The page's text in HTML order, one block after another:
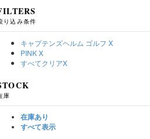
り込み条件
キャプテンズヘルム ゴルフ X
PINKX
すべてクリアX
庫
在庫あり
すべて表示